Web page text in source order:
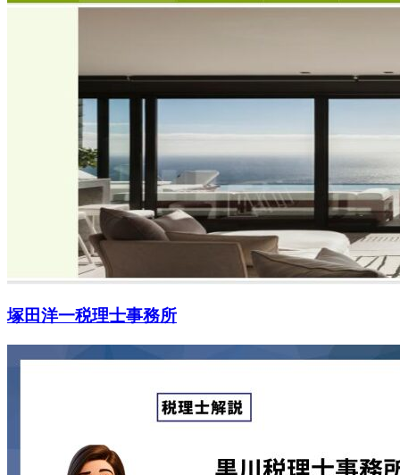
塚田洋一税理士事務所